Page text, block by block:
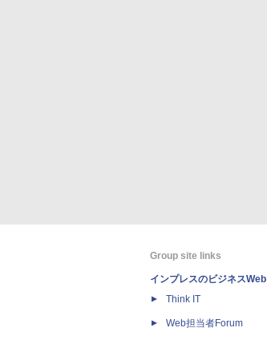
Group site links
インプレスのビジネスWeb
Think IT
Web担当者Forum